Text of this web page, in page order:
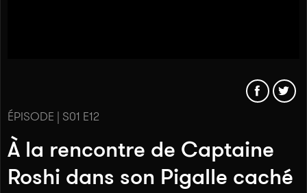
ÉPISODE | S01 E12
À la rencontre de Captaine
Roshi dans son Pigalle caché